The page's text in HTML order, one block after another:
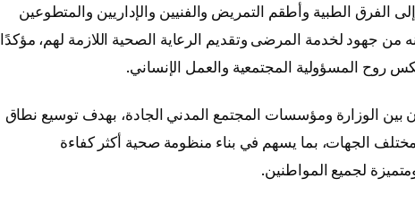
الفرق الطبية وأطقم التمريض والفنيين والإداريين والمتطوعين
من جهود لخدمة المرضى وتقديم الرعاية الصحية اللازمة لهم، مؤكدًا
روح المسؤولية المجتمعية والعمل الإنساني.
بين الوزارة ومؤسسات المجتمع المدني الجادة، بهدف توسيع نطاق
الجهات، بما يسهم في بناء منظومة صحية أكثر كفاءة
لجميع المواطنين.